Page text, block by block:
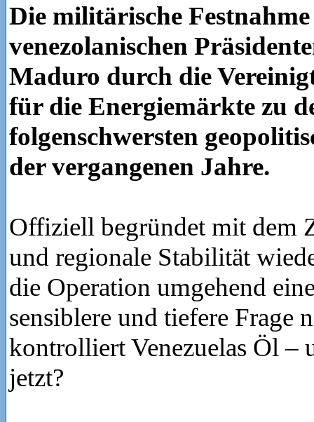
Die militärische Festnahme
venezolanischen
Maduro durch die
für die Energiemärkte zu
folgenschwersten
der vergangenen Jahre.
Offiziell begründet mit dem
und regionale Stabilität
die Operation umgehend
sensiblere und tiefere Frage
kontrolliert Venezuelas Öl –
jetzt?